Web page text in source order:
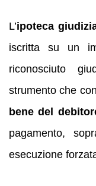
L’ipoteca
iscritta su un
riconosciuto
strumento che
bene del
pagamento,
esecuzione